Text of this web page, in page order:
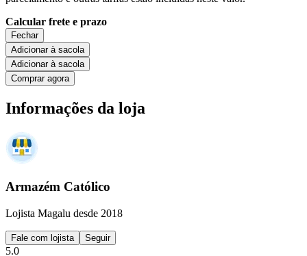
Calcular frete e prazo
Fechar
Adicionar à sacola
Adicionar à sacola
Comprar agora
Informações da loja
Armazém Católico
Lojista Magalu desde 2018
Fale com lojista Seguir
5.0